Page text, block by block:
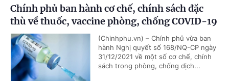
Chính phủ ban hành cơ chế, chính sách đặc
thù về thuốc, vaccine phòng, chống COVID-19
(Chinhphu.vn) – Chính phủ vừa ban
hành Nghị quyết số 168/NQ-CP ngày
31/12/2021 về một số cơ chế, chính
sách trong phòng, chống dịch...